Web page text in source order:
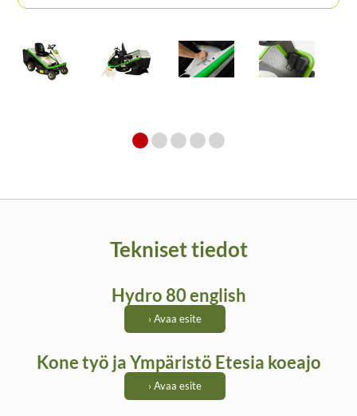
Tekniset tiedot
Hydro 80 english
› Avaa esite
Kone työ ja Ympäristö Etesia koeajo
› Avaa esite